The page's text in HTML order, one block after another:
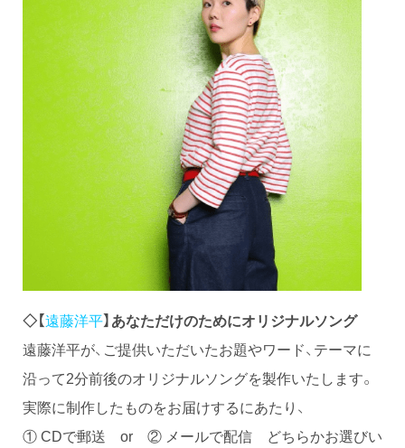
◇【遠藤洋平】あなただけのためにオリジナルソング
遠藤洋平が、ご提供いただいたお題やワード、テーマに
沿って2分前後のオリジナルソングを製作いたします。
実際に制作したものをお届けするにあたり、
① CDで郵送 or ② メールで配信 どちらかお選びい